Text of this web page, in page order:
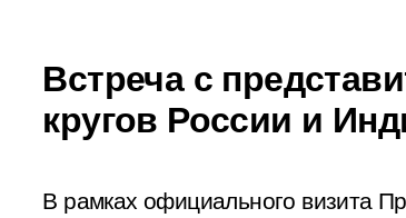
Встреча с
кругов России и
В рамках официального визита